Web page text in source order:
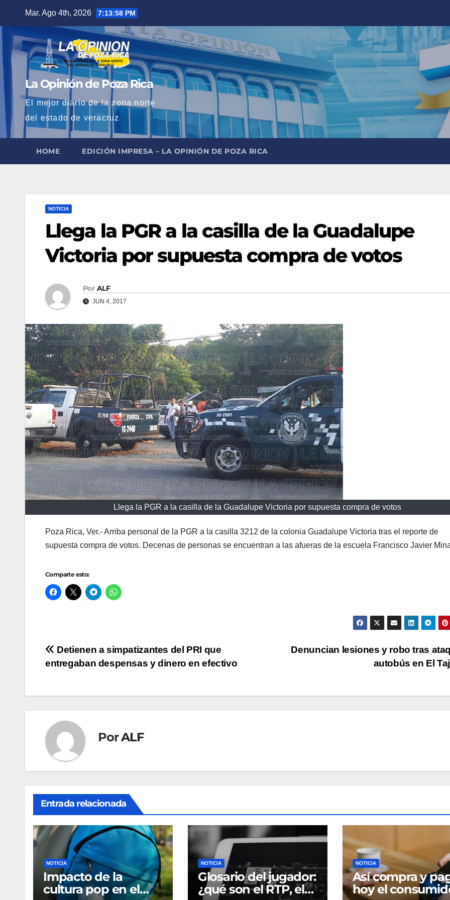
contenido
Mar. Ago 4th, 2026 7:13:59 PM
La Opinión de Poza Rica
El mejor diario de la zona norte
del estado de veracruz
HOME EDICIÓN IMPRESA – LA OPINIÓN DE POZA RICA
NOTICIA
Llega la PGR a la casilla de la Guadalupe
Victoria por supuesta compra de votos
Por ALF
JUN 4, 2017
Llega la PGR a la casilla de la Guadalupe Victoria por supuesta compra de votos
Poza Rica, Ver.- Arriba personal de la PGR a la casilla 3212 de la colonia Guadalupe Victoria tras el reporte de
supuesta compra de votos. Decenas de personas se encuentran a las afueras de la escuela Francisco Javier
Comparte esto:
Navegación
entradas
Denuncian lesiones y robo tras
autobús en El
Detienen a simpatizantes del PRI que
entregaban despensas y dinero en efectivo
PorALF
Entrada relacionada
NOTICIA
Impacto de la
cultura pop en el
NOTICIA
Glosario del jugador:
¿qué son el RTP, el
NOTICIA
Así compra y
hoy el